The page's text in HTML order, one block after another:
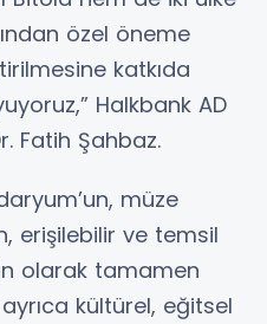
özel öneme
katkıda
Halkbank AD
Fatih Şahbaz.
müze
erişilebilir ve temsil
olarak tamamen
kültürel, eğitsel